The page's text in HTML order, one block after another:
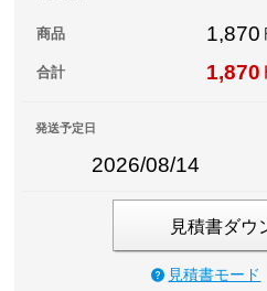
商品 1,870
合計 1,870
発送予定日
2026/08/14
見積書ダウ
見積書モード